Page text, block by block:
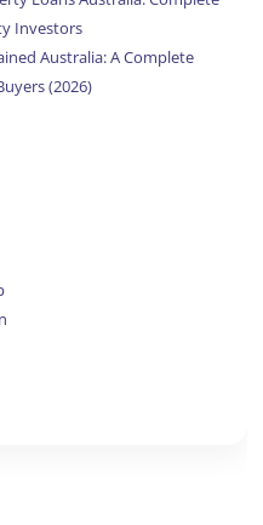
Investors
Australia: A Complete
(2026)